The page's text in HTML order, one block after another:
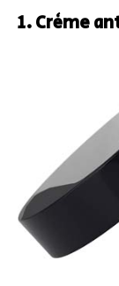
1. Crème